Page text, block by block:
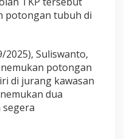
potongan tubuh di
2025), Suliswanto,
potongan
di jurang kawasan
dua